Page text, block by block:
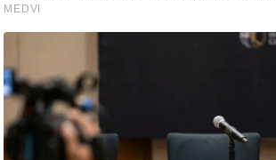
ष
म
हि
मा